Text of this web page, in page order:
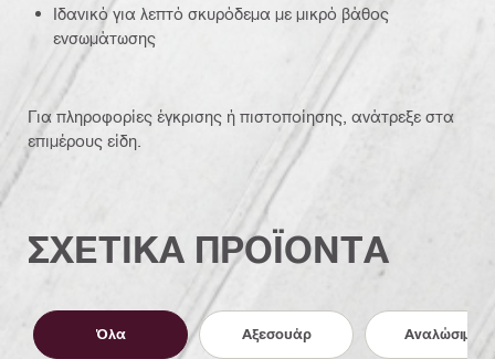
Ιδανικό για λεπτό σκυρόδεμα με μικρό βάθος
ενσωμάτωσης
Για πληροφορίες έγκρισης ή πιστοποίησης, ανάτρεξε στα
επιμέρους είδη.
ΣΧΕΤΙΚΑ ΠΡΟΪΟΝΤΑ
Όλα Αξεσουάρ Αναλώσιμα